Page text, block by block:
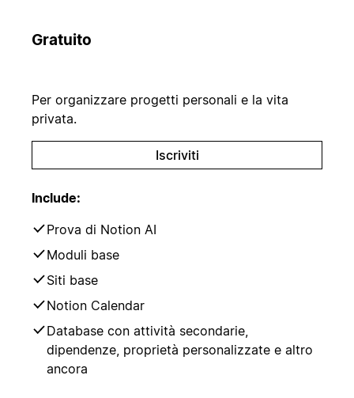
Gratuito
Per organizzare progetti personali e la vita
privata.
Iscriviti
Include:
Prova di Notion AI
Moduli base
Siti base
Notion Calendar
Database con attività secondarie,
dipendenze, proprietà personalizzate e altro
ancora